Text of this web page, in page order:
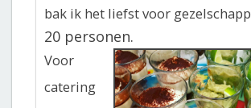
bak ik het liefst voor gezelschapp
20 personen.
Voor
catering